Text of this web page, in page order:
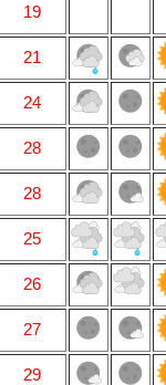
19
21
24
28
28
25
26
27
29